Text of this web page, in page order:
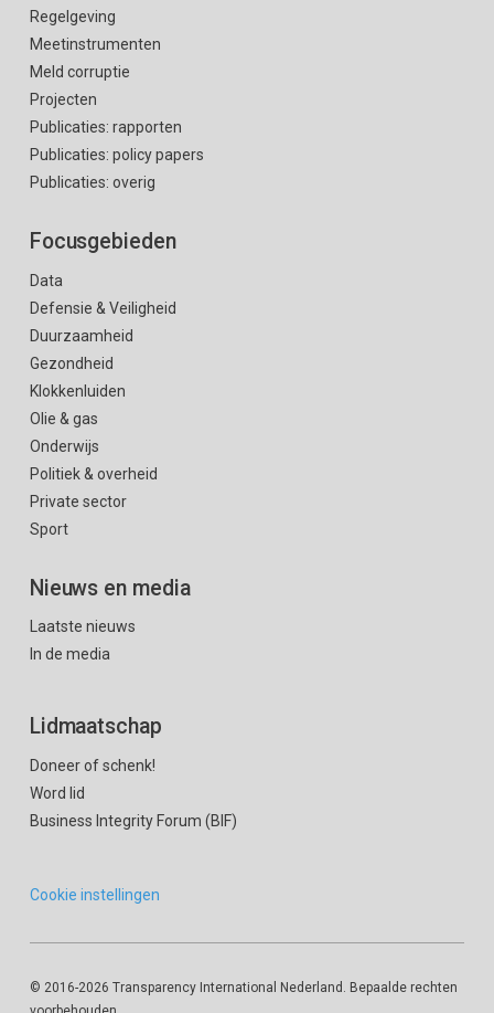
Regelgeving
Meetinstrumenten
Meld corruptie
Projecten
Publicaties: rapporten
Publicaties: policy papers
Publicaties: overig
Focusgebieden
Data
Defensie & Veiligheid
Duurzaamheid
Gezondheid
Klokkenluiden
Olie & gas
Onderwijs
Politiek & overheid
Private sector
Sport
Nieuws en media
Laatste nieuws
In de media
Lidmaatschap
Doneer of schenk!
Word lid
Business Integrity Forum (BIF)
Cookie instellingen
© 2016-2026 Transparency International Nederland. Bepaalde rechten